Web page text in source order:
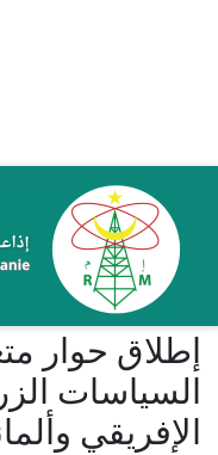
إطلاق حوار
السياسات
الإفريقي